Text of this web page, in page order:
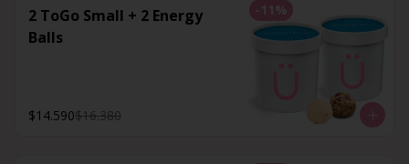
-11 %
2 ToGo Small + 2 Energy
Balls
$14.590$16.380